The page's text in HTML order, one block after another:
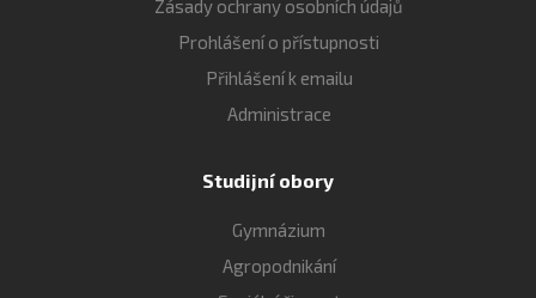
Zásady ochrany osobních údajů
Prohlášení o přístupnosti
Přihlášení k emailu
Administrace
Studijní obory
Gymnázium
Agropodnikání